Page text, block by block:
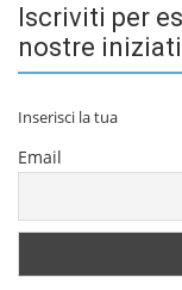
Iscriviti per
nostre
Inserisci la tua
Email